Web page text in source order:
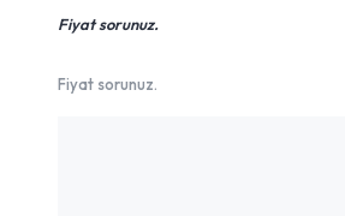
Fiyat sorunuz.
Fiyat sorunuz.